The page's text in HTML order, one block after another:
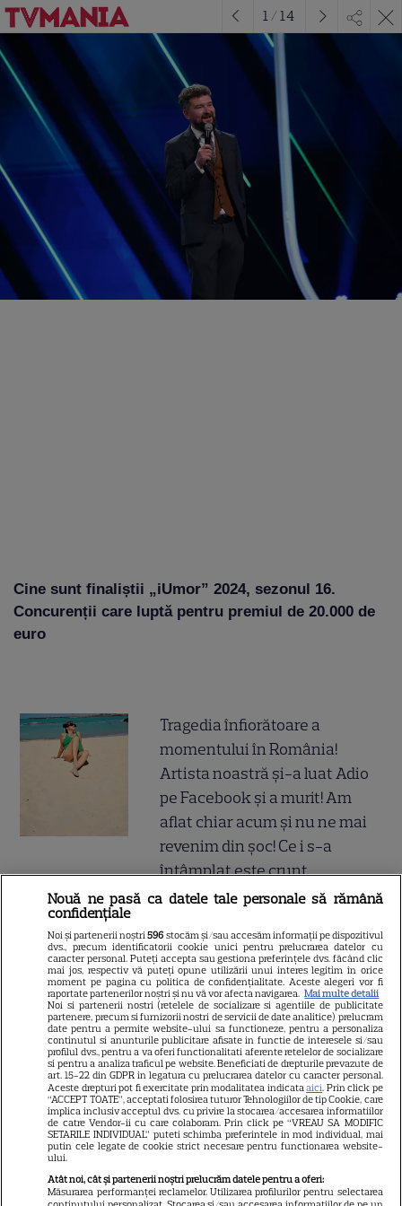
Cine sunt finaliștii „iUmor” 2024, sezonul 16.
Concurenții care luptă pentru premiul de 20.000 de
euro
1/14
Tragedia înfiorătoare a
momentului în România!
Artista noastră și-a luat Adio
pe Facebook și a murit! Am
aflat chiar acum și nu ne mai
revenim din șoc! Ce i s-a
întâmplat este crunt
stat dacă-ți îngrijești părinții,
bunicii sau pe cineva vârstnic
din familie. Acum s-a decis!
Cum trebuie să procedezi
Jorge, revoltat după ce și-a
găsit apartamentul de la mare
devastat. Ce au lăsat în urmă
turiștii este strigător la Cer
Nouă ne pasă ca datele tale personale să rămână
confidențiale
Noi și partenerii noștri596 stocăm și/sau accesăm informații pe dispozitivul
dvs., precum identificatorii cookie unici pentru prelucrarea datelor cu
caracter personal. Puteți accepta sau gestiona preferințele dvs. făcând clic
mai jos, respectiv vă puteți opune utilizării unui interes legitim în orice
moment pe pagina cu politica de confidențialitate. Aceste alegeri vor fi
raportate partenerilor noștri și nu vă vor afecta navigarea. Mai multe detalii
Noi si partenerii nostri (retelele de socializare si agentiile de publicitate
partenere, precum si furnizorii nostri de servicii de date analitice) prelucram
date pentru a permite website-ului sa functioneze, pentru a personaliza
continutul si anunturile publicitare afisate in functie de interesele si/sau
profilul dvs., pentru a va oferi functionalitati aferente retelelor de socializare
si pentru a analiza traficul pe website. Beneficiati de drepturile prevazute de
art. 15-22 din GDPR in legatura cu prelucrarea datelor cu caracter personal.
Aceste drepturi pot fi exercitate prin modalitatea indicataaici. Prin click pe
“ACCEPT TOATE”, acceptati folosirea tuturor Tehnologiilor de tip Cookie, care
implica inclusiv acceptul dvs. cu privire la stocarea/accesarea informatiilor
de catre Vendor-ii cu care colaboram. Prin click pe “VREAU SA MODIFIC
SETARILE INDIVIDUAL” puteti schimba preferintele in mod individual, mai
putin cele legate de cookie strict necesare pentru functionarea website-
ului.
Atât noi, cât și partenerii noștri prelucrăm datele pentru a oferi:
Măsurarea performanței reclamelor. Utilizarea profilurilor pentru selectarea